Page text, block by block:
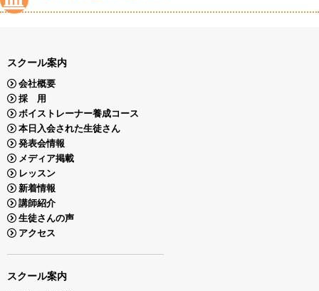
スクール案内
会社概要
採 用
ボイストレーナー養成コース
本日入会された生徒さん
発表会情報
メディア掲載
レッスン
新着情報
講師紹介
生徒さんの声
アクセス
スクール案内